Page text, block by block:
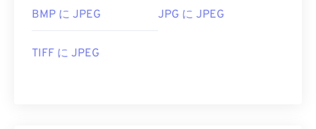
BMP に JPEG JPG に JPEG
TIFF に JPEG